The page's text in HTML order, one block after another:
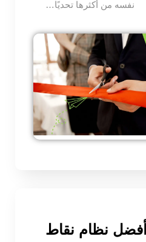
نفسه من أكثرها تحديًا…
نظام نقاط